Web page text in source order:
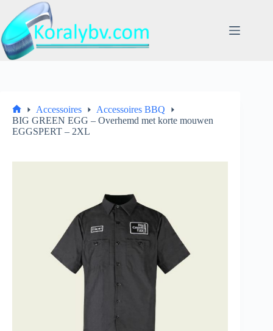
naar
de
inhoud
Home
Accessoires
Accessoires BBQ
BIG GREEN EGG – Overhemd met korte mouwen
EGGSPERT – 2XL